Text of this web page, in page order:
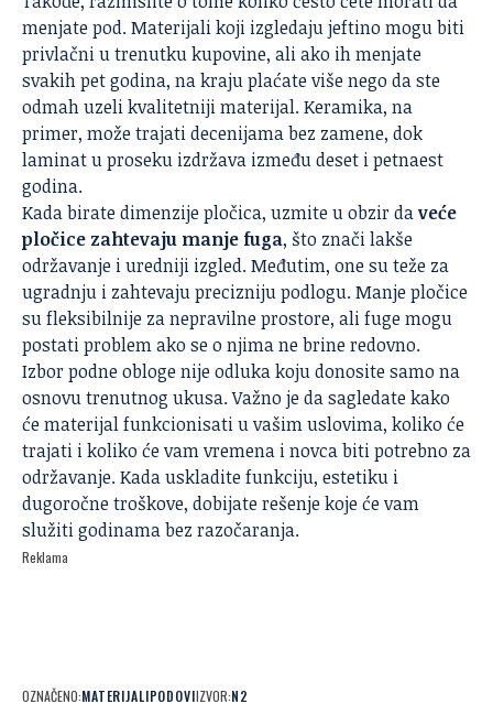
menjate pod. Materijali koji izgledaju jeftino mogu biti
privlačni u trenutku kupovine, ali ako ih menjate
svakih pet godina, na kraju plaćate više nego da ste
odmah uzelikvalitetniji materijal. Keramika, na
primer, može trajati decenijama bez zamene, dok
laminat u proseku izdržava između deset i petnaest
godina.
Kada birate dimenzije pločica, uzmite u obzir daveće
pločice zahtevaju manje fuga, što znači lakše
održavanje i uredniji izgled. Međutim, one su teže za
ugradnju i zahtevaju precizniju podlogu. Manje pločice
su fleksibilnije za nepravilne prostore, ali fuge mogu
postati problem ako se o njima ne brine redovno.
Izbor podne obloge nije odluka koju donosite samo na
osnovu trenutnog ukusa. Važno je da sagledate kako
će materijal funkcionisati u vašim uslovima, koliko će
trajati i koliko će vam vremena inovcabiti potrebno za
održavanje. Kada uskladite funkciju, estetiku i
dugoročne troškove, dobijate rešenje koje će vam
služiti godinama bez razočaranja.
Reklama
OZNAČENO:MATERIJALIPODOVIIZVOR:N2